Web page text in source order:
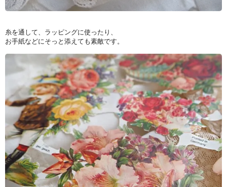
糸を通して、ラッピングに使ったり、
お手紙などにそっと添えても素敵です。